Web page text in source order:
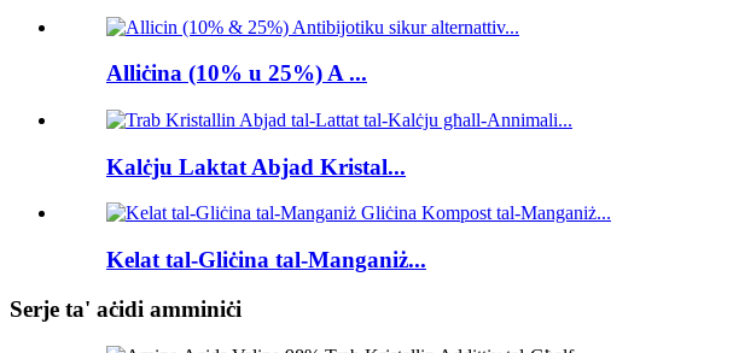
Alliċina (10% u 25%) A ...
Kalċju Laktat Abjad Kristal...
Kelat tal-Gliċina tal-Manganiż...
Serje ta' aċidi amminiċi